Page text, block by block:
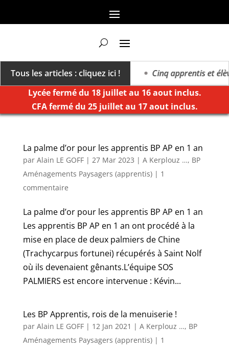
Tous les articles : cliquez ici !
vers un millésime des extrêmes »
Cinq apprentis et
Lycée fermé du 18 juillet au 16 aout inclus.
CFA fermé du 25 juillet au 17 aout inclus.
La palme d’or pour les apprentis BP AP en 1 an
par Alain LE GOFF| 27 Mar 2023 | A Kerplouz …, BP
Aménagements Paysagers (apprentis)| 1
commentaire
La palme d’or pour les apprentis BP AP en 1 an
Les apprentis BP AP en 1 an ont procédé à la
mise en place de deux palmiers de Chine
(Trachycarpus fortunei) récupérés à Saint Nolf
où ils devenaient gênants.L’équipe SOS
PALMIERS est encore intervenue : Kévin...
Les BP Apprentis, rois de la menuiserie !
par Alain LE GOFF| 12 Jan 2021 | A Kerplouz …, BP
Aménagements Paysagers (apprentis)| 1